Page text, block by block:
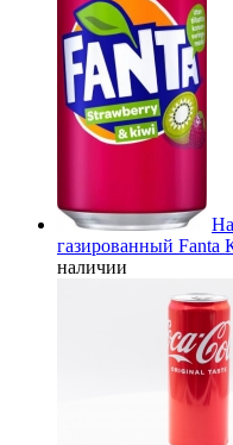
газированный
наличии